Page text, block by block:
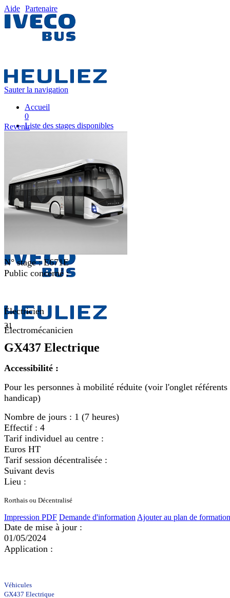
Aide Partenaire
Sauter la navigation
Accueil
0
Liste des stages disponibles
Nos équipes pédagogiques
0
IVECO FRANCE
0
Mon plan de formation
0
Partenaire
31
GX437 Electrique
Revenir
N° stage :E671E
Public concerné :
Électricien
Électromécanicien
Accessibilité :
Pour les personnes à mobilité réduite (voir l'onglet référents
handicap)
Nombre de jours : 1 (7 heures)
Effectif : 4
Tarif individuel au centre :
Euros HT
Tarif session décentralisée :
Suivant devis
Lieu :
Rorthais ou Décentralisé
Impression PDF Demande d'information Ajouter au plan de formation
Date de mise à jour :
01/05/2024
Application :
Véhicules
GX437 Electrique